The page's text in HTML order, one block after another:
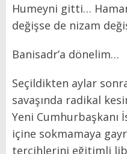
Humeyni gitti…
değişse de nizam
Banisadr’a dönelim…
Seçildikten aylar
savaşında radikal
Yeni Cumhurbaşkanı
içine sokmamaya
tercihlerini eğitimli